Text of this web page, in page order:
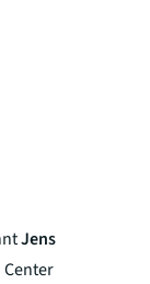
Jens
Center